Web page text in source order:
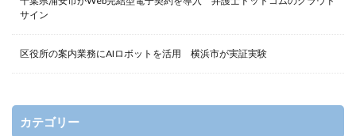
サイン
区役所の案内業務にAIロボットを活用 横浜市が実証実験
カテゴリー